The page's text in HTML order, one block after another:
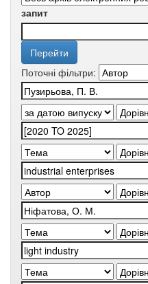
запит
Поточні фільтри: